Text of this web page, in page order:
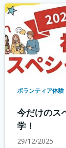
ボランティア体験
今だけのス
学！
29/12/2025